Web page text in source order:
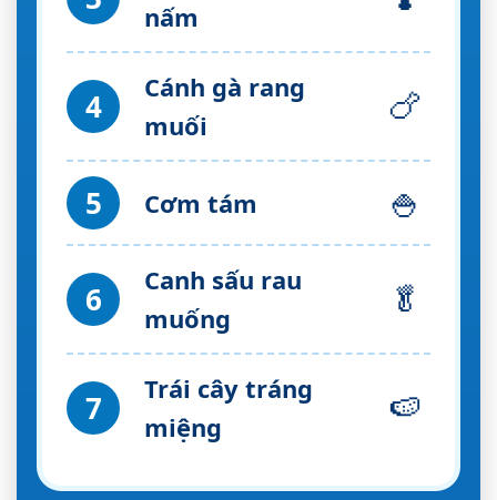
nấm
4
Cánh gà rang
muối
🍗
5 Cơm tám 🍚
6
Canh sấu rau
muống
🥬
7
Trái cây tráng
miệng
🍉